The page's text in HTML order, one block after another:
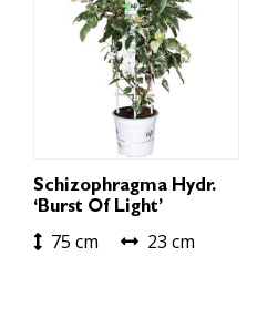
Schizophragma Hydr.
‘Burst Of Light’
75 cm 23 cm